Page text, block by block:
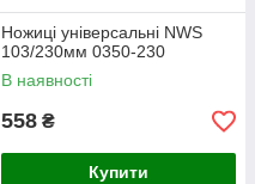
Ножиці універсальні NWS
103/230мм 0350-230
В наявності
558 ₴
Купити